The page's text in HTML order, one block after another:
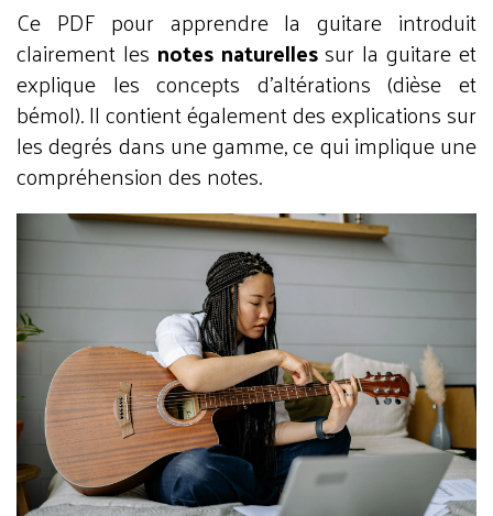
Ce PDF pour apprendre la guitare introduit
clairement les notes naturellessur la guitare et
explique les concepts d'altérations (dièse et
bémol). Il contient également des explications sur
les degrés dans une gamme, ce qui implique une
compréhension des notes.